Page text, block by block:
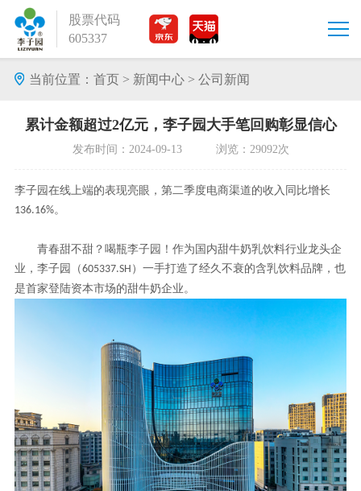
股票代码
605337
当前位置： 首页> 新闻中心> 公司新闻
累计金额超过2亿元，李子园大手笔回购彰显信心
发布时间：2024-09-13 浏览：29092次
李子园在线上端的表现亮眼，第二季度电商渠道的收入同比增长
136.16%。
青春甜不甜？ 喝瓶李子园 ！ 作为 国内甜牛奶乳饮料行业龙头企
业，李子园（605337.SH ）一手打造了经久不衰的含乳饮料品牌，也
是首家登陆资本市场的甜牛奶企业。